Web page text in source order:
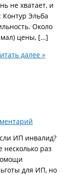
не хватает, и
Эльба
Около
цены, […]
далее »
ИП инвалид?
раз
для ИП, но